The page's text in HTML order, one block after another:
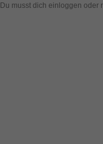
Du musst dich einloggen oder